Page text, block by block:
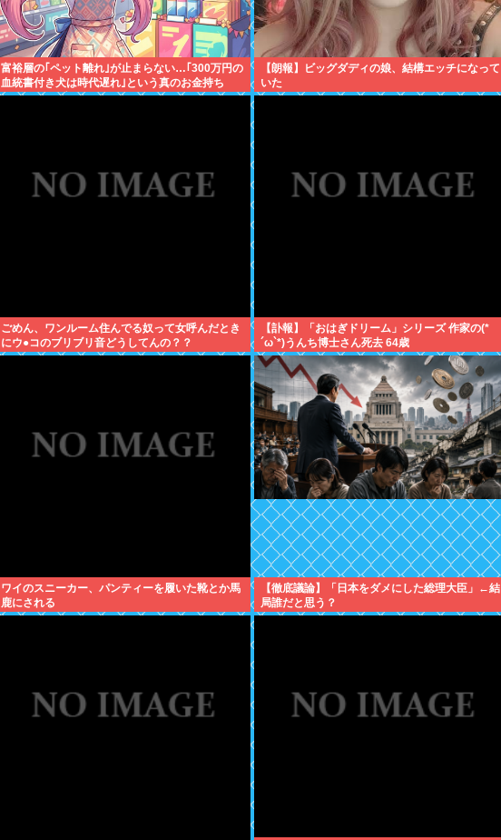
富裕層の｢ペット離れ｣が止まらない…｢300万円の
血統書付き犬は時代遅れ｣という真のお金持ち
が"向かった先"
【朗報】ビッグダディの娘、結構エッチになって
いた
ごめん、ワンルーム住んでる奴って女呼んだとき
にウ●コのブリブリ音どうしてんの？？
【訃報】「おはぎドリーム」シリーズ 作家の(*
´ω`*)うんち博士さん死去 64歳
ワイのスニーカー、パンティーを履いた靴とか馬
鹿にされる
【徹底議論】「日本をダメにした総理大臣」←結
局誰だと思う？